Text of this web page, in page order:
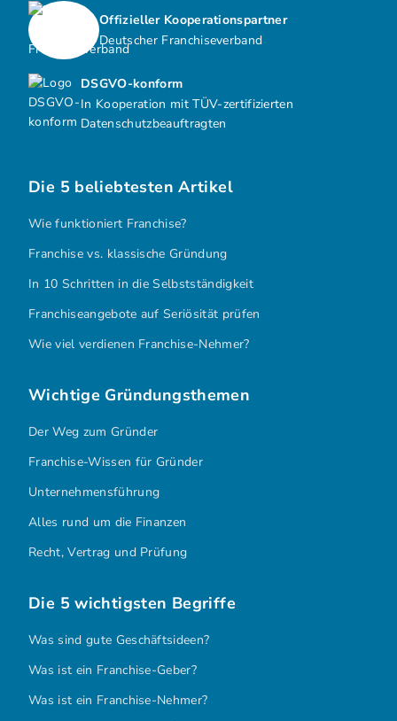
DSGVO-konform
In Kooperation mit TÜV-zertifizierten
Datenschutzbeauftragten
Offizieller Kooperationspartner
Deutscher Franchiseverband
Die 5 beliebtesten Artikel
Wie funktioniert Franchise?
Franchise vs. klassische Gründung
In 10 Schritten in die Selbstständigkeit
Franchiseangebote auf Seriösität prüfen
Wie viel verdienen Franchise-Nehmer?
Wichtige Gründungsthemen
Der Weg zum Gründer
Franchise-Wissen für Gründer
Unternehmensführung
Alles rund um die Finanzen
Recht, Vertrag und Prüfung
Die 5 wichtigsten Begriffe
Was sind gute Geschäftsideen?
Was ist ein Franchise-Geber?
Was ist ein Franchise-Nehmer?